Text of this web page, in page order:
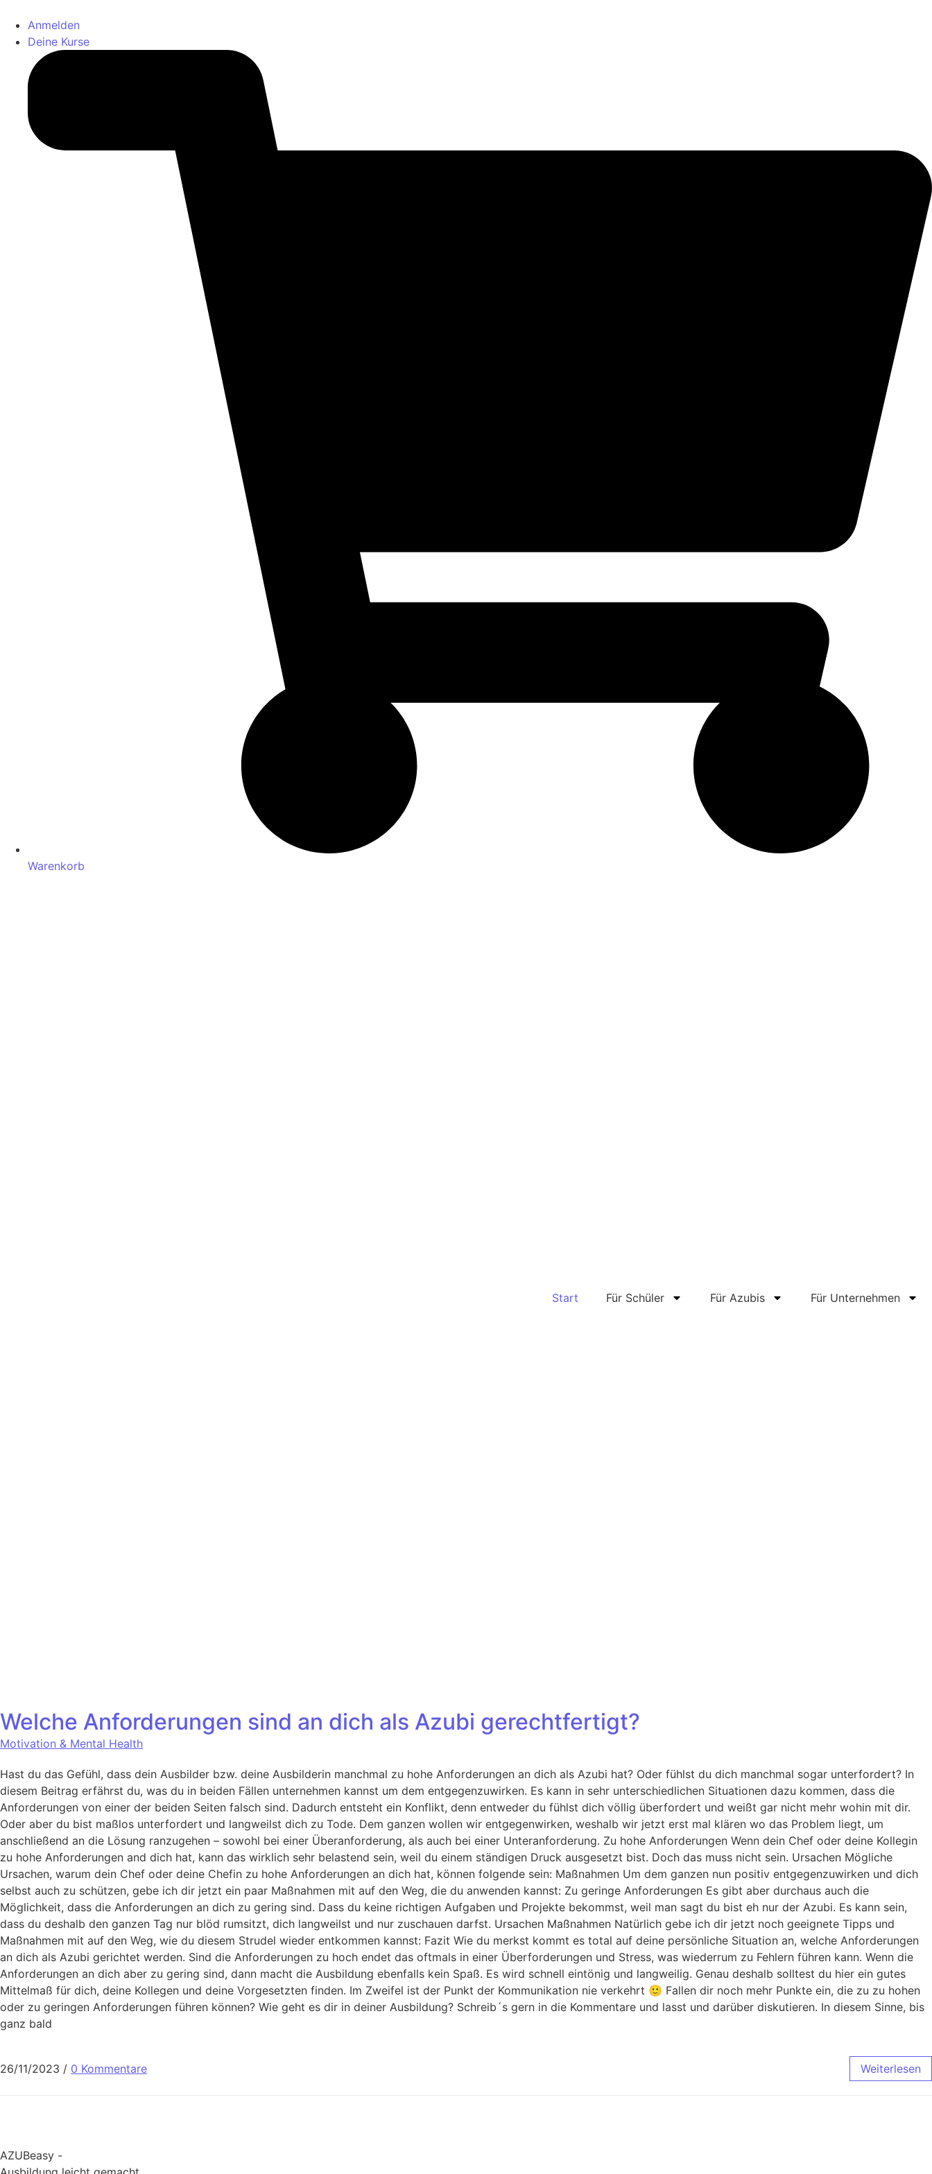
Anmelden
Deine Kurse
Warenkorb
Start Für Schüler Für Azubis Für Unternehmen
Welche Anforderungen sind an dich als Azubi gerechtfertigt?
Motivation & Mental Health
Hast du das Gefühl, dass dein Ausbilder bzw. deine Ausbilderin manchmal zu hohe Anforderungen an dich als Azubi hat? Oder fühlst du dich manchmal sogar unterfordert? In
diesem Beitrag erfährst du, was du in beiden Fällen unternehmen kannst um dem entgegenzuwirken. Es kann in sehr unterschiedlichen Situationen dazu kommen, dass die
Anforderungen von einer der beiden Seiten falsch sind. Dadurch entsteht ein Konflikt, denn entweder du fühlst dich völlig überfordert und weißt gar nicht mehr wohin mit dir.
Oder aber du bist maßlos unterfordert und langweilst dich zu Tode. Dem ganzen wollen wir entgegenwirken, weshalb wir jetzt erst mal klären wo das Problem liegt, um
anschließend an die Lösung ranzugehen – sowohl bei einer Überanforderung, als auch bei einer Unteranforderung. Zu hohe Anforderungen Wenn dein Chef oder deine Kollegin
zu hohe Anforderungen and dich hat, kann das wirklich sehr belastend sein, weil du einem ständigen Druck ausgesetzt bist. Doch das muss nicht sein. Ursachen Mögliche
Ursachen, warum dein Chef oder deine Chefin zu hohe Anforderungen an dich hat, können folgende sein: Maßnahmen Um dem ganzen nun positiv entgegenzuwirken und dich
selbst auch zu schützen, gebe ich dir jetzt ein paar Maßnahmen mit auf den Weg, die du anwenden kannst: Zu geringe Anforderungen Es gibt aber durchaus auch die
Möglichkeit, dass die Anforderungen an dich zu gering sind. Dass du keine richtigen Aufgaben und Projekte bekommst, weil man sagt du bist eh nur der Azubi. Es kann sein,
dass du deshalb den ganzen Tag nur blöd rumsitzt, dich langweilst und nur zuschauen darfst. Ursachen Maßnahmen Natürlich gebe ich dir jetzt noch geeignete Tipps und
Maßnahmen mit auf den Weg, wie du diesem Strudel wieder entkommen kannst: Fazit Wie du merkst kommt es total auf deine persönliche Situation an, welche Anforderungen
an dich als Azubi gerichtet werden. Sind die Anforderungen zu hoch endet das oftmals in einer Überforderungen und Stress, was wiederrum zu Fehlern führen kann. Wenn die
Anforderungen an dich aber zu gering sind, dann macht die Ausbildung ebenfalls kein Spaß. Es wird schnell eintönig und langweilig. Genau deshalb solltest du hier ein gutes
Mittelmaß für dich, deine Kollegen und deine Vorgesetzten finden. Im Zweifel ist der Punkt der Kommunikation nie verkehrt 🙂 Fallen dir noch mehr Punkte ein, die zu zu hohen
oder zu geringen Anforderungen führen können? Wie geht es dir in deiner Ausbildung? Schreib´s gern in die Kommentare und lasst und darüber diskutieren. In diesem Sinne, bis
ganz bald
26/11/2023 / 0 Kommentare Weiterlesen
AZUBeasy -